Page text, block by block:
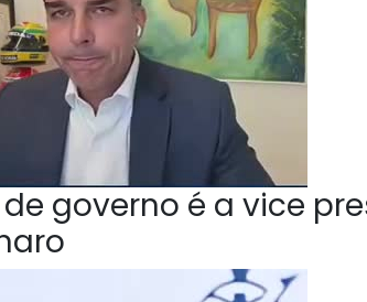
governo é a vice